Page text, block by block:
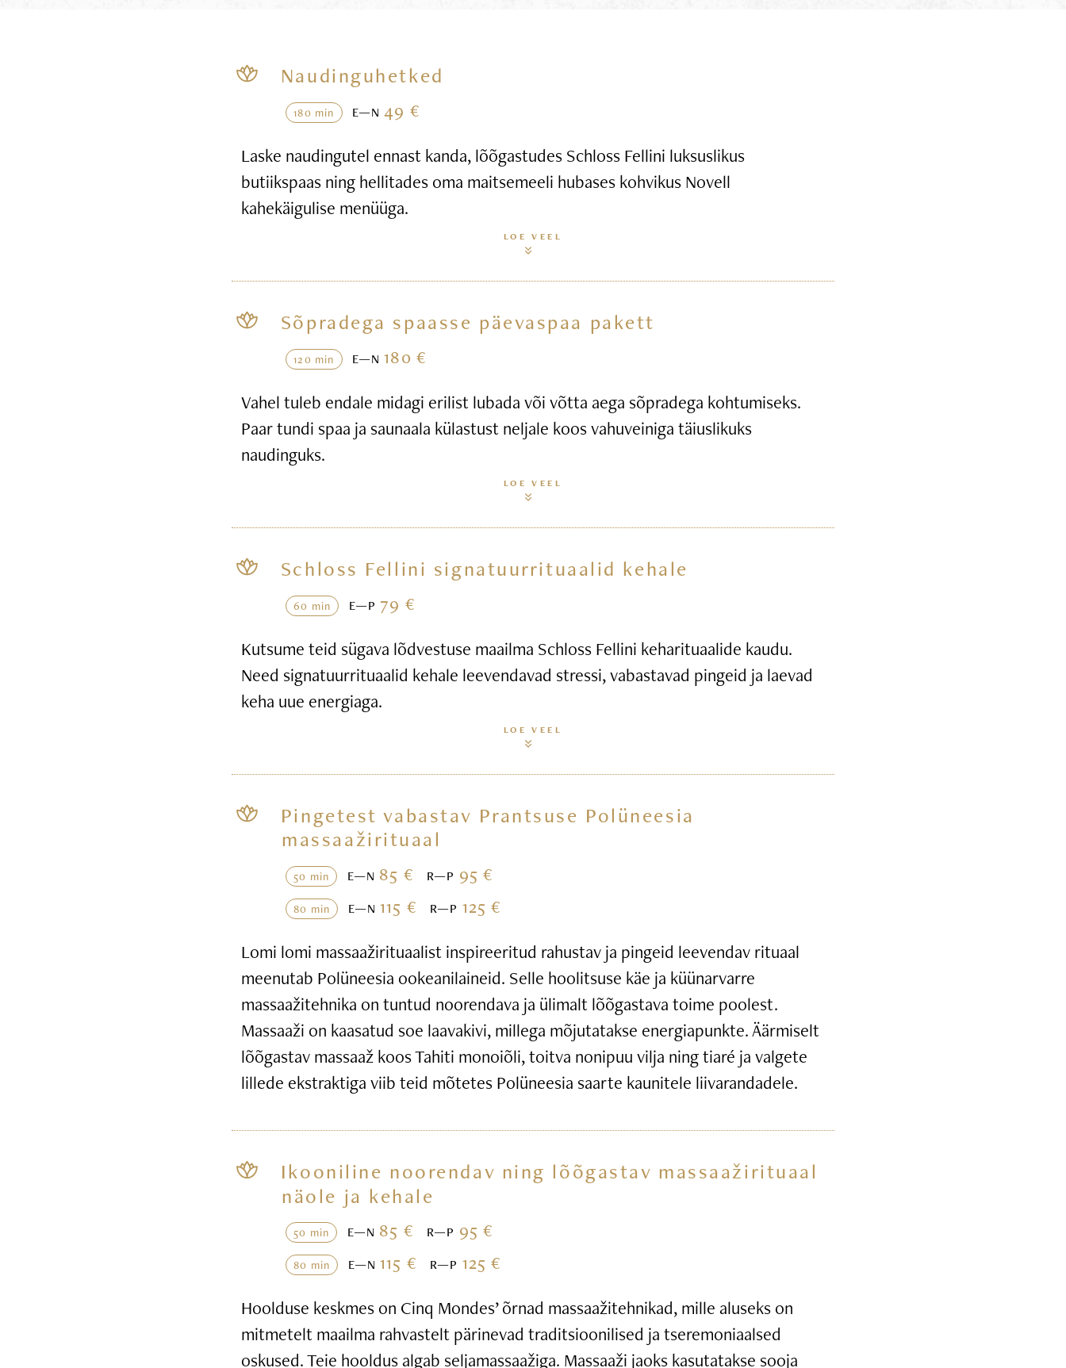
Naudinguhetked
180 min E—N49 €
Laske naudingutel ennast kanda, lõõgastudes Schloss Fellini luksuslikus
butiikspaas ning hellitades oma maitsemeeli hubases kohvikus Novell
kahekäigulise menüüga.
LOE VEEL
Sõpradega spaasse päevaspaa pakett
120 min E—N180 €
Vahel tuleb endale midagi erilist lubada või võtta aega sõpradega kohtumiseks.
Paar tundi spaa ja saunaala külastust neljale koos vahuveiniga täiuslikuks
naudinguks.
LOE VEEL
Schloss Fellini signatuurrituaalid kehale
60 min E—P 79 €
Kutsume teid sügava lõdvestuse maailma Schloss Fellini keharituaalide kaudu.
Need signatuurrituaalid kehale leevendavad stressi, vabastavad pingeid ja laevad
keha uue energiaga.
LOE VEEL
Pingetest vabastav Prantsuse Polüneesia
massaažirituaal
50 min E—N 85 € R—P 95 €
80 min E—N115 € R—P 125 €
Lomi lomi massaažirituaalist inspireeritud rahustav ja pingeid leevendav rituaal
meenutab Polüneesia ookeanilaineid. Selle hoolitsuse käe ja küünarvarre
massaažitehnika on tuntud noorendava ja ülimalt lõõgastava toime poolest.
Massaaži on kaasatud soe laavakivi, millega mõjutatakse energiapunkte. Äärmiselt
lõõgastav massaaž koos Tahiti monoiõli, toitva nonipuu vilja ning tiaré ja valgete
lillede ekstraktiga viib teid mõtetes Polüneesia saarte kaunitele liivarandadele.
Ikooniline noorendav ning lõõgastav massaažirituaal
näole ja kehale
50 min E—N 85 € R—P 95 €
80 min E—N115 € R—P 125 €
Hoolduse keskmes on Cinq Mondes’ õrnad massaažitehnikad, mille aluseks on
mitmetelt maailma rahvastelt pärinevad traditsioonilised ja tseremoniaalsed
oskused. Teie hooldus algab seljamassaažiga. Massaaži jaoks kasutatakse sooja